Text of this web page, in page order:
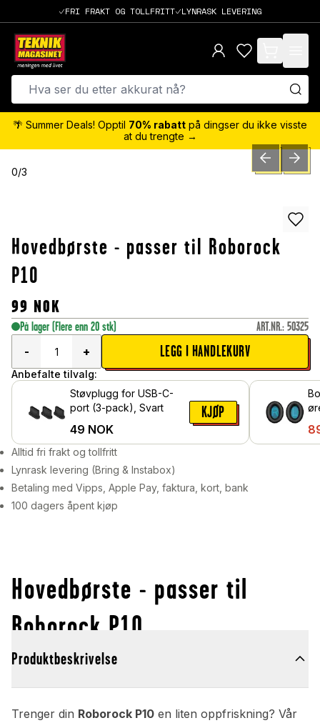
FRI FRAKT OG TOLLFRITT LYNRASK LEVERING
items in cart,
🌴 Summer Deals! Opptil 70% rabatt på dingser du ikke visste
at du trengte →
0/3 PREVIOUSNEXT
Hovedbørste - passer til Roborock
P10
99 NOK
På lager (Flere enn 20 stk) ART.NR.: 50325
-
+ LEGG I HANDLEKURV
Anbefalte tilvalg:
Støvplugg for USB-C-
port (3-pack), Svart
49 NOK
KJØP
Alltid fri frakt og tollfritt
Lynrask levering (Bring & Instabox)
Betaling med Vipps, Apple Pay, faktura, kort, bank
100 dagers åpent kjøp
Hovedbørste - passer til
Roborock P10
Produktbeskrivelse
Trenger din Roborock P10 en liten oppfriskning? Vår